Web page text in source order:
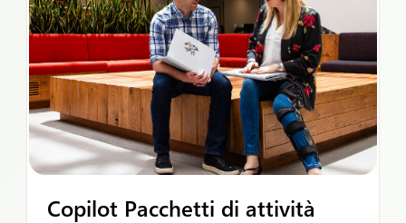
Copilot Pacchetti di attività